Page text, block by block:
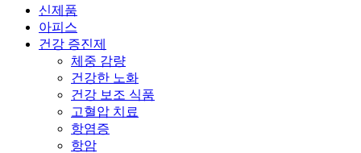
신제품
아피스
건강 증진제
체중 감량
건강한 노화
건강 보조 식품
고혈압 치료
항염증
항암